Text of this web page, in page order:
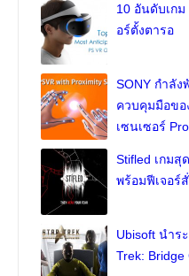
10 อันดับเกม
อร์ตั้งตารอ
SONY กำลั
ควบคุมมือขอ
เซนเซอร์
Stifled เกม
พร้อมฟีเจอร์
Ubisoft นำร
Trek: Bridge